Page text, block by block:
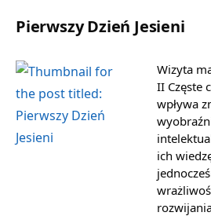
Pierwszy Dzień Jesieni
Wizyta
II Częste
wpływa
ich